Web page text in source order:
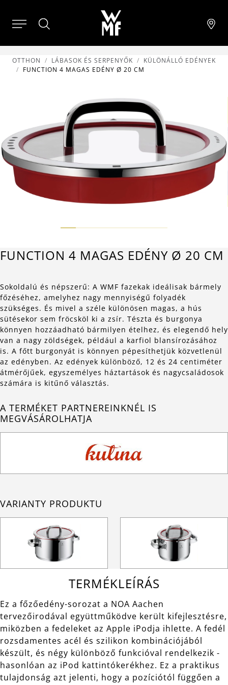
OTTHON LÁBASOK ÉS SERPENYŐK
KÜLÖNÁLLÓ EDÉNYEK
FUNCTION 4 MAGAS EDÉNY Ø 20 CM
FUNCTION 4 MAGAS EDÉNY Ø 20 CM
Sokoldalú és népszerű: A WMF fazekak ideálisak bármely
főzéséhez, amelyhez nagy mennyiségű folyadék
szükséges. És mivel a széle különösen magas, a hús
sütésekor sem fröcsköl ki a zsír. Tészta és burgonya
könnyen hozzáadható bármilyen ételhez, és elegendő hely
van a nagy zöldségek, például a karfiol blansírozásához
is. A főtt burgonyát is könnyen pépesíthetjük közvetlenül
az edényben. Az edények különböző, 12 és 24 centiméter
átmérőjűek, egyszemélyes háztartások és nagycsaládosok
számára is kitűnő választás.
A TERMÉKET PARTNEREINKNÉL IS
MEGVÁSÁROLHATJA
VARIANTY PRODUKTU
TERMÉKLEÍRÁS
Ez a főzőedény-sorozat a NOA Aachen
tervezőirodával együttműködve került kifejlesztésre,
miközben a fedeleket az Apple iPodja ihlette. A fedél
rozsdamentes acél és szilikon kombinációjából
készült, és négy különböző funkcióval rendelkezik -
hasonlóan az iPod kattintókerékhez. Ez a praktikus
tulajdonság azt jelenti, hogy a pozíciótól függően a